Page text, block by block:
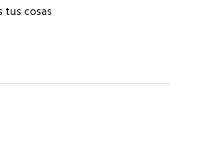
tus cosas